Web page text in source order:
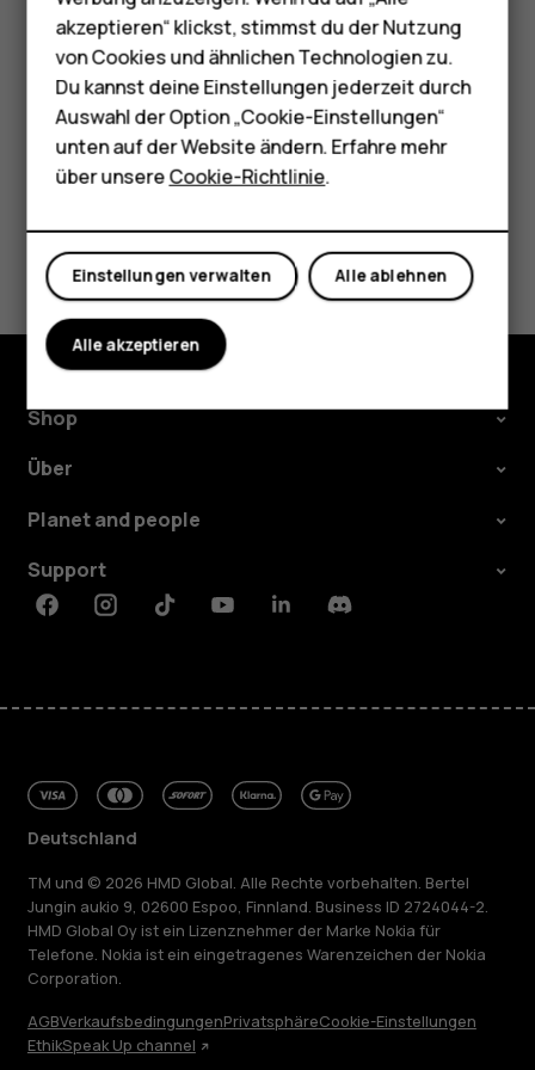
HMD Terra M
Für Unternehmen
Tablets
Shop
Mein Konto
Verbindungen mit 5,15–5,25 GHz verwendet werden.
Weitere Informationen erhalten Sie bei den
zuständigen Behörden.
Did you find this helpful?
Ja Nein
Shop
Über
Planet and people
Support
FacebookInstagramTiktokYoutubeLinkedinDiscord
Deutschland
TM und © 2026 HMD Global. Alle Rechte vorbehalten. Bertel
Jungin aukio 9, 02600 Espoo, Finnland. Business ID 2724044-2.
HMD Global Oy ist ein Lizenznehmer der Marke Nokia für
Telefone. Nokia ist ein eingetragenes Warenzeichen der Nokia
Corporation.
AGBVerkaufsbedingungenPrivatsphäreCookie-Einstellungen
EthikSpeak Up channel
akzeptieren“ klickst, stimmst du der Nutzung
von Cookies und ähnlichen Technologien zu.
Du kannst deine Einstellungen jederzeit durch
Auswahl der Option „Cookie-Einstellungen“
unten auf der Website ändern. Erfahre mehr
über unsereCookie-Richtlinie.
Alle ablehnen
Einstellungen verwalten
Alle akzeptieren